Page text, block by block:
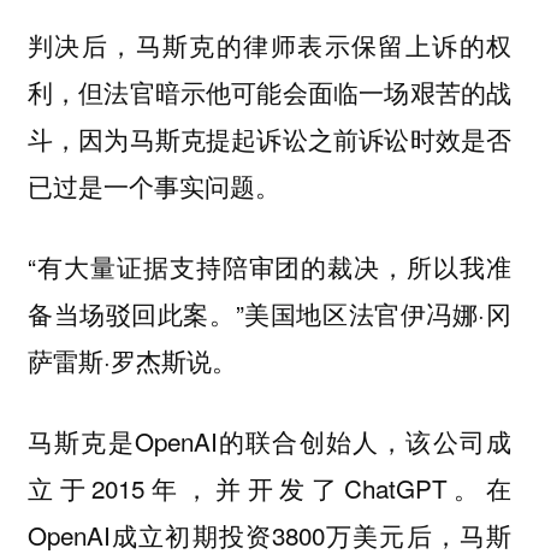
判决后，马斯克的律师表示保留上诉的权
利，但法官暗示他可能会面临一场艰苦的战
斗，因为马斯克提起诉讼之前诉讼时效是否
已过是一个事实问题。
“有大量证据支持陪审团的裁决，所以我准
备当场驳回此案。”美国地区法官伊冯娜·冈
萨雷斯·罗杰斯说。
马斯克是OpenAI的联合创始人，该公司成
立于2015年，并开发了ChatGPT。在
OpenAI成立初期投资3800万美元后，马斯